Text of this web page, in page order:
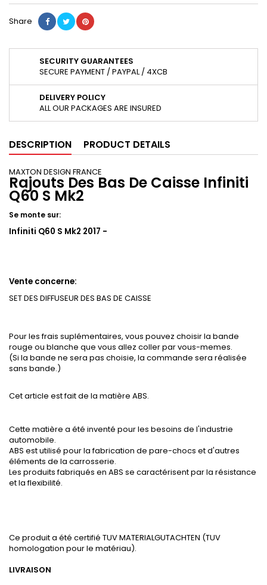
Share
SECURITY GUARANTEES
SECURE PAYMENT / PAYPAL / 4XCB
DELIVERY POLICY
ALL OUR PACKAGES ARE INSURED
DESCRIPTION PRODUCT DETAILS
MAXTON DESIGN FRANCE
Rajouts Des Bas De Caisse Infiniti
Q60 S Mk2
Se monte sur:
Infiniti Q60 S Mk2 2017 -
Vente concerne:
SET DES DIFFUSEUR DES BAS DE CAISSE
Pour les frais suplémentaires, vous pouvez choisir la bande
rouge ou blanche que vous allez coller par vous-memes.
(Si la bande ne sera pas choisie, la commande sera réalisée
sans bande.)
Cet article est fait de la matière ABS.
Cette matière a été inventé pour les besoins de l'industrie
automobile.
ABS est utilisé pour la fabrication de pare-chocs et d'autres
éléments de la carrosserie.
Les produits fabriqués en ABS se caractérisent par la résistance
et la flexibilité.
Ce produit a été certifié TUV MATERIALGUTACHTEN (TUV
homologation pour le matériau).
LIVRAISON